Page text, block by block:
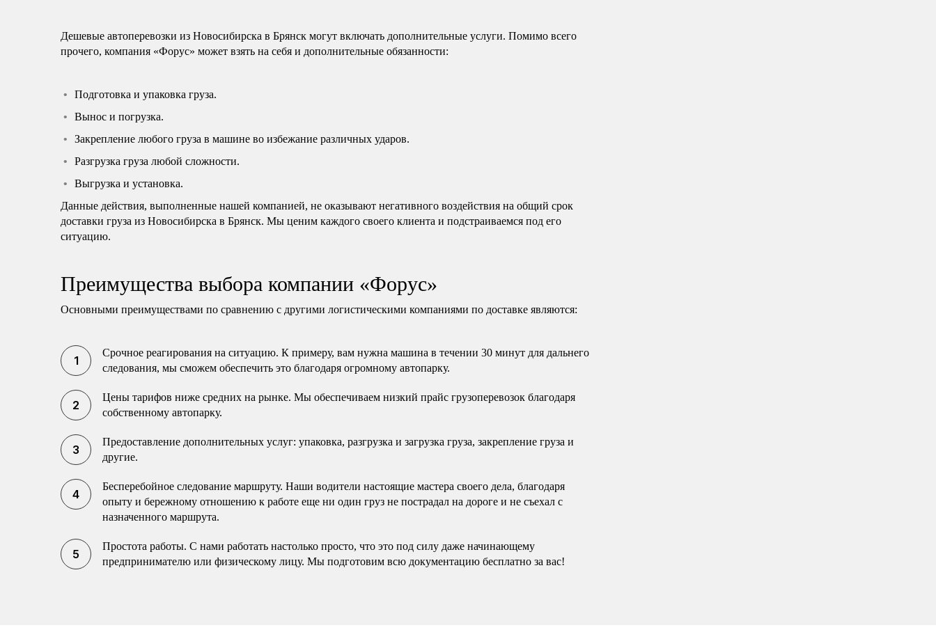
Дешевые автоперевозки из Новосибирска в Брянск могут включать дополнительные услуги. Помимо всего
прочего, компания «Форус» может взять на себя и дополнительные обязанности:
Подготовка и упаковка груза.
Вынос и погрузка.
Закрепление любого груза в машине во избежание различных ударов.
Разгрузка груза любой сложности.
Выгрузка и установка.
Данные действия, выполненные нашей компанией, не оказывают негативного воздействия на общий срок
доставки груза из Новосибирска в Брянск. Мы ценим каждого своего клиента и подстраиваемся под его
ситуацию.
Преимущества выбора компании «Форус»
Основными преимуществами по сравнению с другими логистическими компаниями по доставке являются:
Срочное реагирования на ситуацию. К примеру, вам нужна машина в течении 30 минут для дальнего
следования, мы сможем обеспечить это благодаря огромному автопарку.
Цены тарифов ниже средних на рынке. Мы обеспечиваем низкий прайс грузоперевозок благодаря
собственному автопарку.
Предоставление дополнительных услуг: упаковка, разгрузка и загрузка груза, закрепление груза и
другие.
Бесперебойное следование маршруту. Наши водители настоящие мастера своего дела, благодаря
опыту и бережному отношению к работе еще ни один груз не пострадал на дороге и не съехал с
назначенного маршрута.
Простота работы. С нами работать настолько просто, что это под силу даже начинающему
предпринимателю или физическому лицу. Мы подготовим всю документацию бесплатно за вас!